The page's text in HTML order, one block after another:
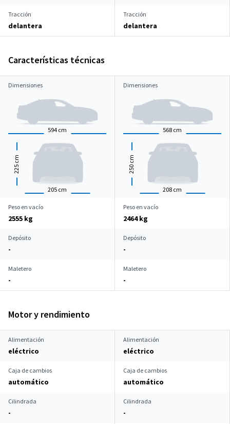
Tracción
delantera
Tracción
delantera
Características técnicas
Dimensiones
594 cm
205 cm
225
cm
Dimensiones
568 cm
208 cm
250
cm
Peso en vacío
2555 kg
Peso en vacío
2464 kg
Depósito
-
Depósito
-
Maletero
-
Maletero
-
Motor y rendimiento
Alimentación
eléctrico
Alimentación
eléctrico
Caja de cambios
automático
Caja de cambios
automático
Cilindrada
-
Cilindrada
-